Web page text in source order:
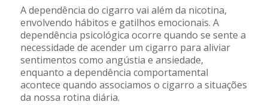
A dependência do cigarro vai além da nicotina,
envolvendo hábitos e gatilhos emocionais. A
dependência psicológica ocorre quando se sente a
necessidade de acender um cigarro para aliviar
sentimentos como angústia e ansiedade,
enquanto a dependência comportamental
acontece quando associamos o cigarro a situações
da nossa rotina diária.